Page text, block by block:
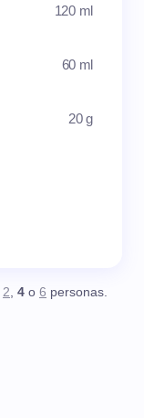
120 ml
60 ml
20 g
2, 4 o 6 personas.